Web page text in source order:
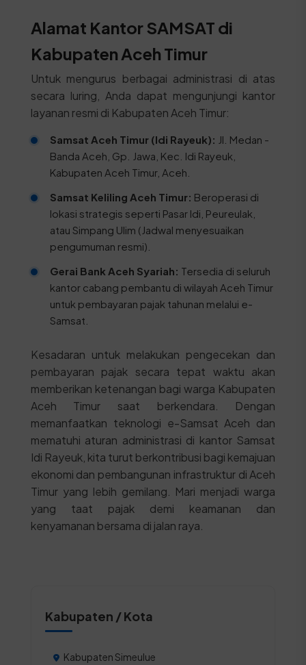
Alamat Kantor SAMSAT di
Kabupaten Aceh Timur
Untuk mengurus berbagai administrasi di atas
secara luring, Anda dapat mengunjungi kantor
layanan resmi di Kabupaten Aceh Timur:
Samsat Aceh Timur (Idi Rayeuk): Jl. Medan -
Banda Aceh, Gp. Jawa, Kec. Idi Rayeuk,
Kabupaten Aceh Timur, Aceh.
Samsat Keliling Aceh Timur: Beroperasi di
lokasi strategis seperti Pasar Idi, Peureulak,
atau Simpang Ulim (Jadwal menyesuaikan
pengumuman resmi).
Gerai Bank Aceh Syariah: Tersedia di seluruh
kantor cabang pembantu di wilayah Aceh Timur
untuk pembayaran pajak tahunan melalui e-
Samsat.
Kesadaran untuk melakukan pengecekan dan
pembayaran pajak secara tepat waktu akan
memberikan ketenangan bagi warga Kabupaten
Aceh Timur saat berkendara. Dengan
memanfaatkan teknologi e-Samsat Aceh dan
mematuhi aturan administrasi di kantor Samsat
Idi Rayeuk, kita turut berkontribusi bagi kemajuan
ekonomi dan pembangunan infrastruktur di Aceh
Timur yang lebih gemilang. Mari menjadi warga
yang taat pajak demi keamanan dan
kenyamanan bersama di jalan raya.
Kabupaten / Kota
Kabupaten Simeulue